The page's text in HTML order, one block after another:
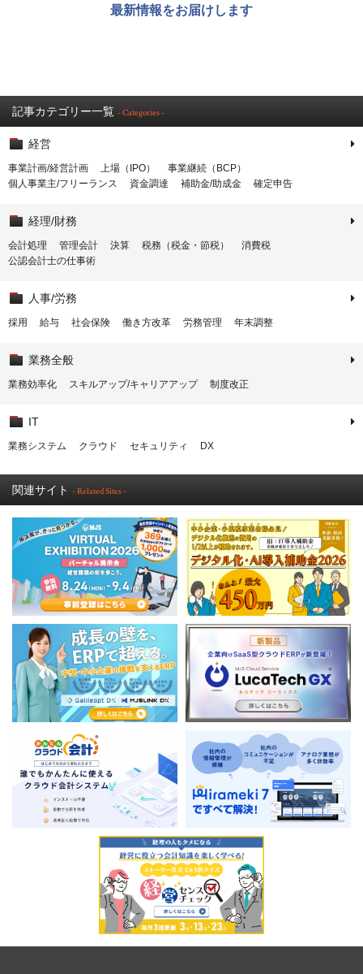
最新情報をお届けします
記事カテゴリー一覧 - Categories -
経営
事業計画/経営計画 上場（IPO）
事業継続（BCP）
個人事業主/フリーランス
資金調達 補助金/助成金 確定申告
経理/財務
会計処理 管理会計 決算 税務（税金・節税）
消費税
公認会計士の仕事術
人事/労務
採用 給与 社会保険 働き方改革 労務管理 年末調整
業務全般
業務効率化 スキルアップ/キャリアアップ 制度改正
IT
業務システム クラウド セキュリティ DX
関連サイト - Related Sites -